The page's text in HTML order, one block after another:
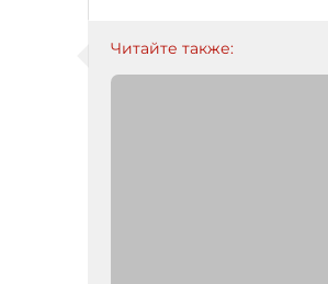
Читайте также: